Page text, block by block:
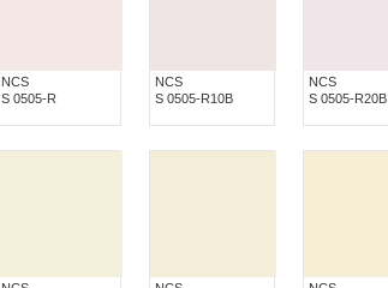
NCS
S 0505-R
NCS
S 0505-R10B
NCS
S 0505-R20B